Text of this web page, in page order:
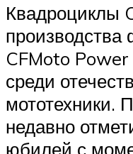
Квадроциклы
CFMoto
среди
мототехники.
недавно
юбилей с